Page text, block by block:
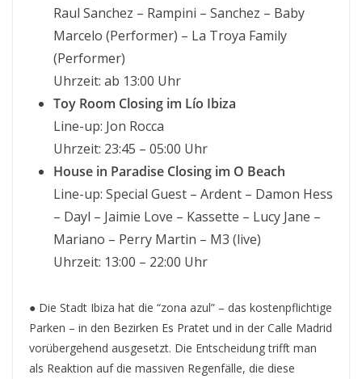
Raul Sanchez – Rampini – Sanchez – Baby
Marcelo (Performer) – La Troya Family
(Performer)
Uhrzeit: ab 13:00 Uhr
Toy Room Closing im Lío Ibiza
Line-up: Jon Rocca
Uhrzeit: 23:45 – 05:00 Uhr
House in Paradise Closing im O Beach
Line-up: Special Guest – Ardent – Damon Hess
– Dayl – Jaimie Love – Kassette – Lucy Jane –
Mariano – Perry Martin – M3 (live)
Uhrzeit: 13:00 – 22:00 Uhr
● Die Stadt Ibiza hat die “zona azul” – das kostenpflichtige
Parken – in den Bezirken Es Pratet und in der Calle Madrid
vorübergehend ausgesetzt. Die Entscheidung trifft man
als Reaktion auf die massiven Regenfälle, die diese